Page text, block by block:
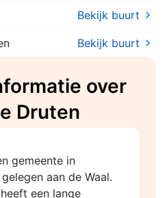
Bekijk buurt
Bekijk buurt
over
Druten
gemeente in
aan de Waal.
een lange